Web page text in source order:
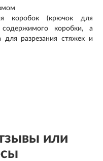
коробок (крючок для
содержимого коробки, а
для разрезания стяжек и
или